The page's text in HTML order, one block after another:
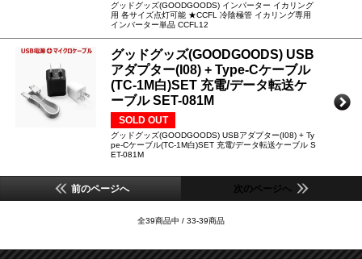
グッドグッズ(GOODGOODS) インバーター イカリング
用 各サイズ点灯可能 ★CCFL 冷陰極管 イカリング専用
インバーター単品 CCFL12
グッドグッズ(GOODGOODS) USB
アダプター(I08) + Type-Cケーブル
(TC-1M白)SET 充電/データ転送ケ
ーブル SET-081M
SOLD OUT
グッドグッズ(GOODGOODS) USBアダプター(I08) + Ty
pe-Cケーブル(TC-1M白)SET 充電/データ転送ケーブル S
ET-081M
前のページへ 次のページへ
全39商品中 / 33-39商品